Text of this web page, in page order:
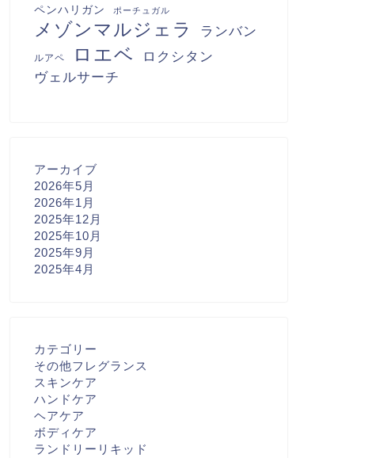
ペンハリガン ポーチュガル
メゾンマルジェラ ランバン
ルアペ ロエベ
ロクシタン
ヴェルサーチ
アーカイブ
2026年5月
2026年1月
2025年12月
2025年10月
2025年9月
2025年4月
カテゴリー
その他フレグランス
スキンケア
ハンドケア
ヘアケア
ボディケア
ランドリーリキッド